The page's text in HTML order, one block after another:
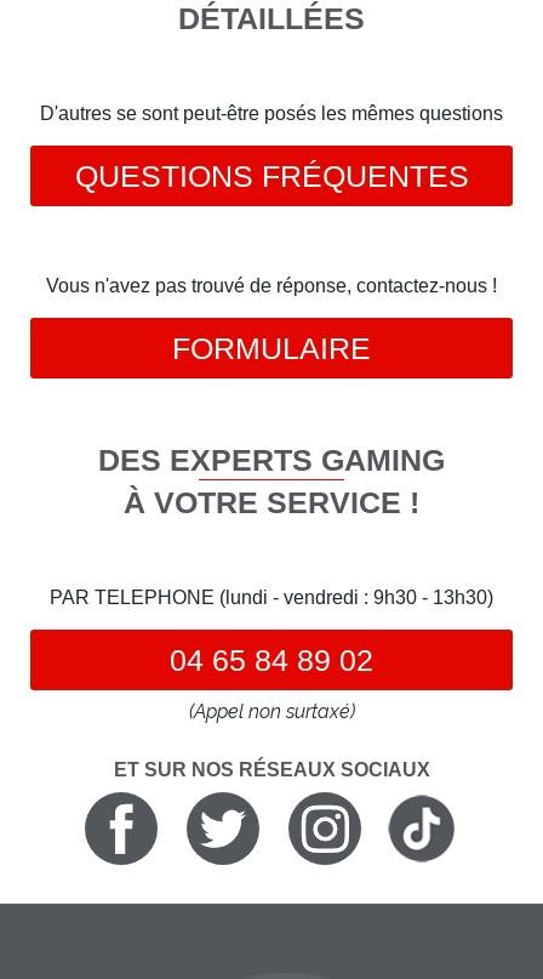
DÉTAILLÉES
D'autres se sont peut-être posés les mêmes questions
QUESTIONS FRÉQUENTES
Vous n'avez pas trouvé de réponse, contactez-nous !
FORMULAIRE
DES EXPERTS GAMING
À VOTRE SERVICE !
PAR TELEPHONE (lundi - vendredi : 9h30 - 13h30)
04 65 84 89 02
(Appel non surtaxé)
ET SUR NOS RÉSEAUX SOCIAUX